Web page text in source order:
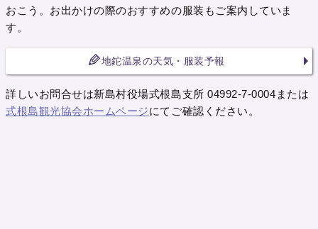
おこう。お出かけの際のおすすめの服装もご案内していま
す。
地鉈温泉の天気・服装予報
詳しいお問合せは新島村役場式根島支所 04992-7-0004または
式根島観光協会ホームページにてご確認ください。